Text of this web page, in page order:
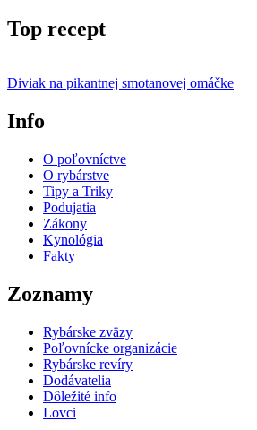
Top recept
Diviak na pikantnej smotanovej omáčke
Info
O poľovníctve
O rybárstve
Tipy a Triky
Podujatia
Zákony
Kynológia
Fakty
Zoznamy
Rybárske zväzy
Poľovnícke organizácie
Rybárske revíry
Dodávatelia
Dôležité info
Lovci